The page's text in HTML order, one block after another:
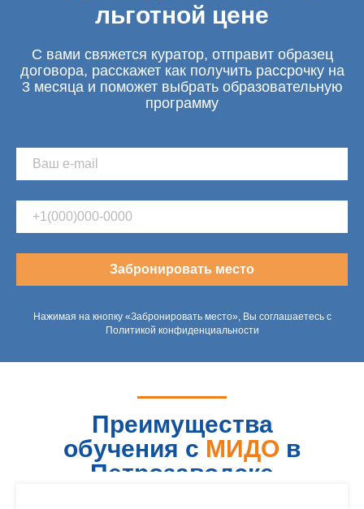
льготной цене
С вами свяжется куратор, отправит образец
договора, расскажет как получить рассрочку на
3 месяца и поможет выбрать образовательную
программу
Забронировать место
Нажимая на кнопку «Забронировать место», Вы соглашаетесь с
Политикой конфиденциальности
Преимущества
обучения с МИДО в
Петрозаводске